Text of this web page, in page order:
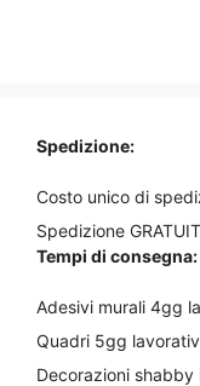
Spedizione:
Costo unico di
Spedizione
Tempi di consegna:
Adesivi murali 4gg
Quadri 5gg
Decorazioni